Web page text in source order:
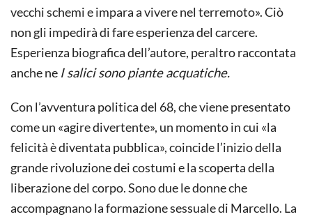
vecchi schemi e impara a vivere nel terremoto». Ciò
non gli impedirà di fare esperienza del carcere.
Esperienza biografica dell’autore, peraltro raccontata
anche ne I salici sono piante acquatiche.
Con l’avventura politica del 68, che viene presentato
come un «agire divertente», un momento in cui «la
felicità è diventata pubblica», coincide l’inizio della
grande rivoluzione dei costumi e la scoperta della
liberazione del corpo. Sono due le donne che
accompagnano la formazione sessuale di Marcello. La